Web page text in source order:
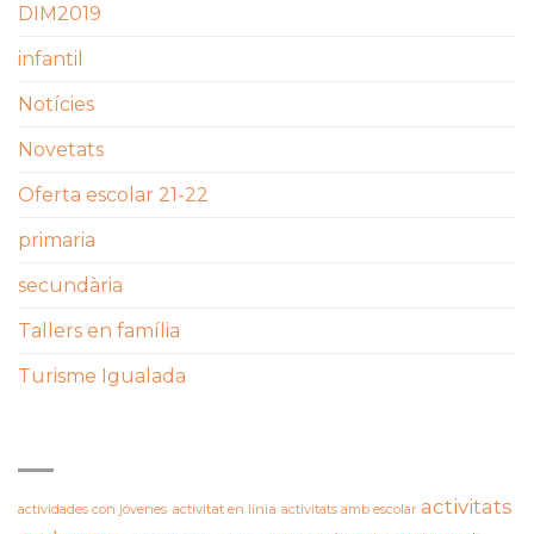
DIM2019
infantil
Notícies
Novetats
Oferta escolar 21-22
primaria
secundària
Tallers en família
Turisme Igualada
actividades con jóvenes activitat en línia activitats amb escolar activitats